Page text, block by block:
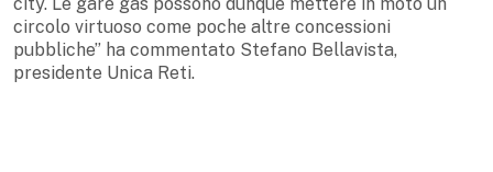
circolo virtuoso come poche altre concessioni
pubbliche” ha commentato Stefano Bellavista,
presidente Unica Reti.